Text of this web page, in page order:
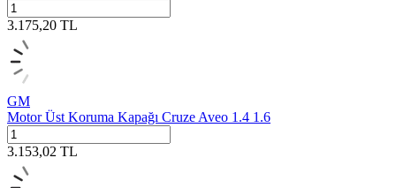
3.175,20 TL
GM
Motor Üst Koruma Kapağı Cruze Aveo 1.4 1.6
3.153,02 TL